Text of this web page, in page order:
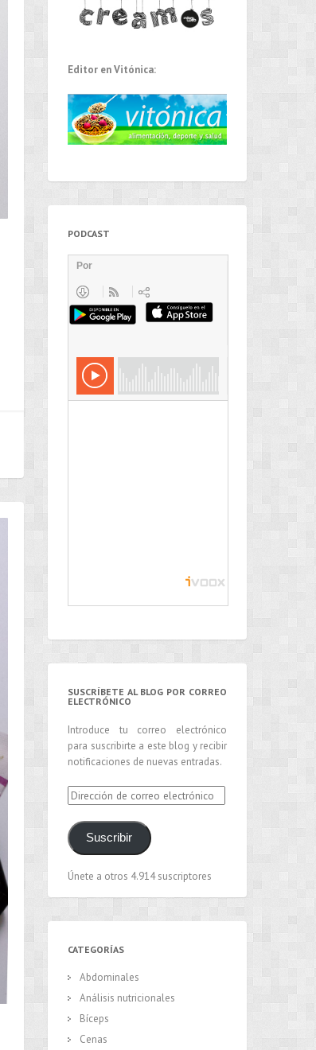
Editor en Vitónica:
PODCAST
SUSCRÍBETE AL BLOG POR CORREO
ELECTRÓNICO
Introduce tu correo electrónico
para suscribirte a este blog y recibir
notificaciones de nuevas entradas.
Dirección
de
correo
electrónico
Suscribir
Únete a otros 4.914 suscriptores
CATEGORÍAS
Abdominales
Análisis nutricionales
Bíceps
Cenas